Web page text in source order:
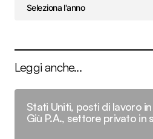
Leggi anche...
Stati Uniti, posti di lavoro
Giù P.A., settore privato in